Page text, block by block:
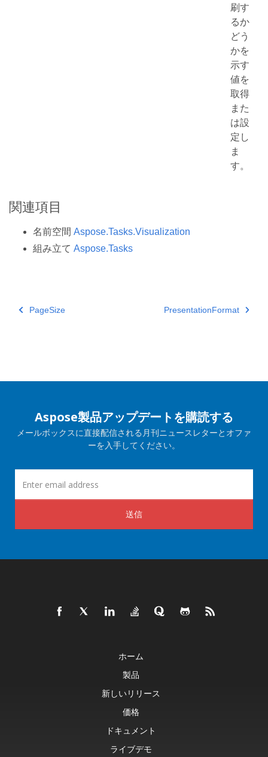
刷す
るか
どう
かを
示す
値を
取得
また
は設
定し
ま
す。
関連項目
名前空間 Aspose.Tasks.Visualization
組み立て Aspose.Tasks
PageSize PresentationFormat
Aspose製品アップデートを購読する
メールボックスに直接配信される月刊ニュースレターとオファ
ーを入手してください。
送信
ホーム
製品
新しいリリース
価格
ドキュメント
ライブデモ